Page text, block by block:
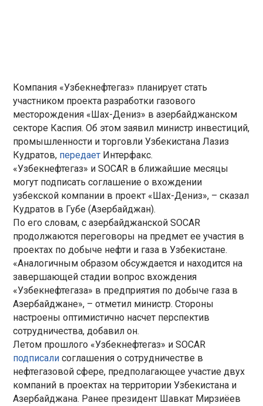
Компания «Узбекнефтегаз» планирует стать
участником проекта разработки газового
месторождения «Шах-Дениз» в азербайджанском
секторе Каспия. Об этом заявил министр инвестиций,
промышленности и торговли Узбекистана Лазиз
Кудратов, передает Интерфакс.
«Узбекнефтегаз» и SOCAR в ближайшие месяцы
могут подписать соглашение о вхождении
узбекской компании в проект «Шах-Дениз», – сказал
Кудратов в Губе (Азербайджан).
По его словам, с азербайджанской SOCAR
продолжаются переговоры на предмет ее участия в
проектах по добыче нефти и газа в Узбекистане.
«Аналогичным образом обсуждается и находится на
завершающей стадии вопрос вхождения
«Узбекнефтегаза» в предприятия по добыче газа в
Азербайджане», – отметил министр. Стороны
настроены оптимистично насчет перспектив
сотрудничества, добавил он.
Летом прошлого «Узбекнефтегаз» и SOCAR
подписали соглашения о сотрудничестве в
нефтегазовой сфере, предполагающее участие двух
компаний в проектах на территории Узбекистана и
Азербайджана. Ранее президент Шавкат Мирзиёев